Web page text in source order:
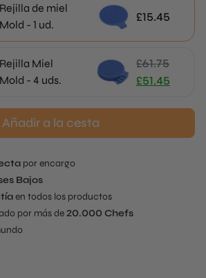
Rejilla de miel
Mold - 1 ud.
£15.45
Rejilla Miel
Mold - 4 uds.
£61.75
El
£51.45
Añadir a la cesta
por encargo
Bajos
en todos los productos
por más de20.000 Chefs